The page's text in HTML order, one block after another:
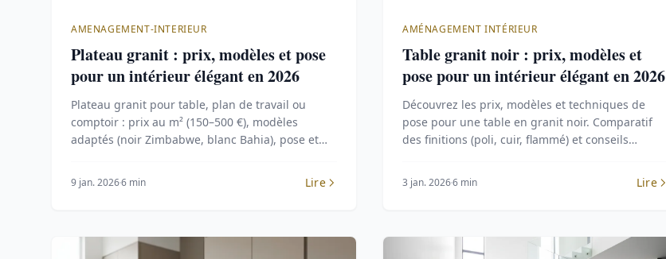
AMENAGEMENT-INTERIEUR
Plateau granit : prix, modèles et pose
pour un intérieur élégant en 2026
Plateau granit pour table, plan de travail ou
comptoir : prix au m² (150–500 €), modèles
adaptés (noir Zimbabwe, blanc Bahia), pose et
9 jan. 20266 min Lire
AMÉNAGEMENT INTÉRIEUR
Table granit noir : prix, modèles et
pose pour un intérieur élégant en 2026
Découvrez les prix, modèles et techniques de
pose pour une table en granit noir. Comparatif
des finitions (poli, cuir, flammé) et conseils
3 jan. 20266 min Lire